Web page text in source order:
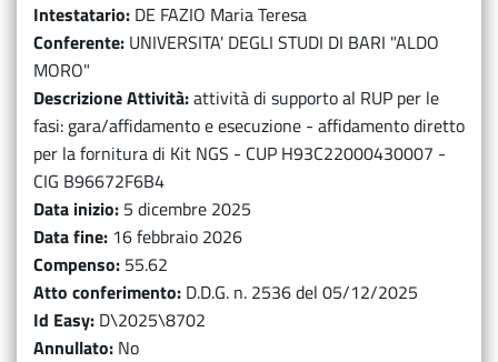
Intestatario DE FAZIO Maria Teresa
Conferente UNIVERSITA' DEGLI STUDI DI BARI "ALDO
MORO"
Descrizione Attività attività di supporto al RUP per le
fasi: gara/affidamento e esecuzione - affidamento diretto
per la fornitura di Kit NGS - CUP H93C22000430007 -
CIG B96672F6B4
Data inizio 5 dicembre 2025
Data fine 16 febbraio 2026
Compenso 55.62
Atto conferimento D.D.G. n. 2536 del 05/12/2025
Id Easy D\2025\8702
Annullato No